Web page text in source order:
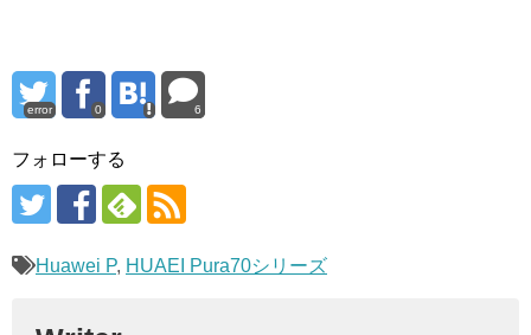
error 0 6
フォローする
Huawei P, HUAEI Pura70シリーズ